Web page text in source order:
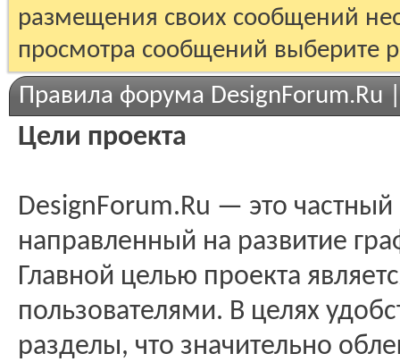
размещения своих сообщений
просмотра сообщений выберите
Правила форума
Цели проекта
DesignForum.Ru — это
направленный на развитие
Главной целью проекта
пользователями. В целях
разделы, что значительно